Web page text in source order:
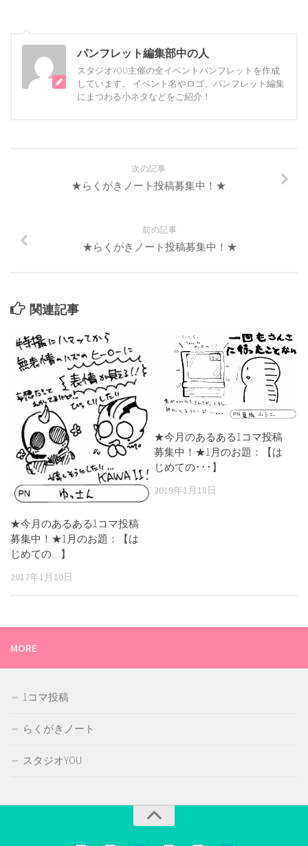
パンフレット編集部中の人
スタジオYOU主催の全イベントパンフレットを作成
しています。 イベント名やロゴ、パンフレット編集
にまつわる小ネタなどをご紹介！
次の記事
★らくがきノート投稿募集中！★
前の記事
★らくがきノート投稿募集中！★
関連記事
★今月のあるある1コマ投稿
募集中！★1月のお題：【は
じめての…】
2017年1月10日
★今月のあるある1コマ投稿
募集中！★1月のお題：【は
じめての･･･】
2019年1月18日
MORE
1コマ投稿
らくがきノート
スタジオYOU